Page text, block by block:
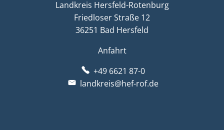
Landkreis Hersfeld-Rotenburg
Friedloser Straße 12
36251 Bad Hersfeld
Anfahrt
+49 6621 87-0
landkreis@hef-rof.de